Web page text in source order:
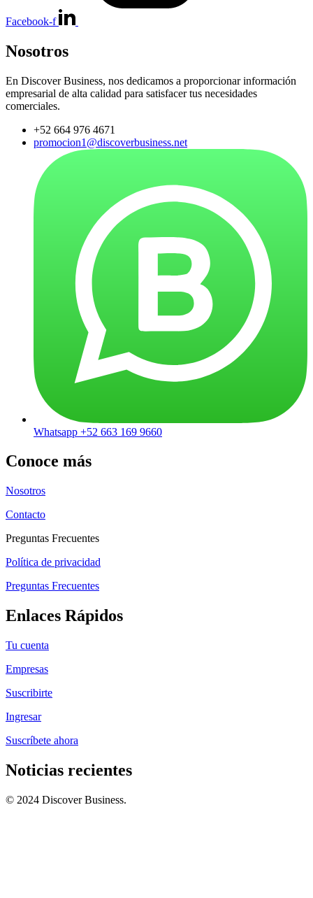
Facebook-f
Nosotros
En Discover Business, nos dedicamos a proporcionar información
empresarial de alta calidad para satisfacer tus necesidades
comerciales.
+52 664 976 4671
promocion1@discoverbusiness.net
Whatsapp +52 663 169 9660
Conoce más
Nosotros
Contacto
Preguntas Frecuentes
Política de privacidad
Preguntas Frecuentes
Enlaces Rápidos
Tu cuenta
Empresas
Suscribirte
Ingresar
Suscríbete ahora
Noticias recientes
© 2024 Discover Business.